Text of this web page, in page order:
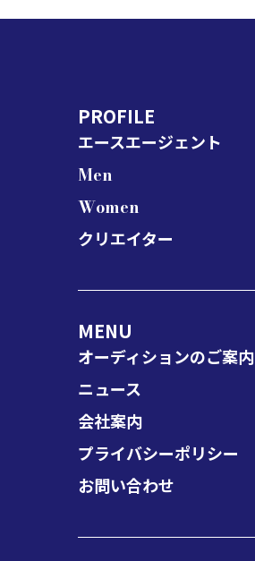
PROFILE
エースエージェント
Men
Women
クリエイター
MENU
オーディションのご案内
ニュース
会社案内
プライバシーポリシー
お問い合わせ